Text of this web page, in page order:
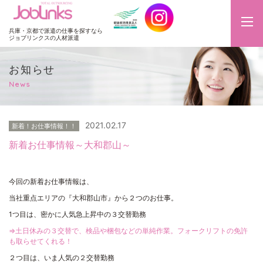
JobLinks
兵庫・京都で派遣の仕事を探すなら
ジョブリンクスの人材派遣
お知らせ
News
新着！お仕事情報！！ 2021.02.17
新着お仕事情報～大和郡山～
今回の新着お仕事情報は、
当社重点エリアの『大和郡山市』から２つのお仕事。
1つ目は、密かに人気急上昇中の３交替勤務
⇒土日休みの３交替で、検品や梱包などの単純作業。フォークリフトの免許
も取らせてくれる！
２つ目は、いま人気の２交替勤務